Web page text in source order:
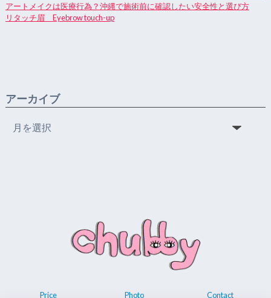
アートメイクは医療行為？沖縄で施術前に確認したい安全性と選び方
リタッチ眉 Eyebrow touch-up
アーカイブ
ー
Price Photo Contact